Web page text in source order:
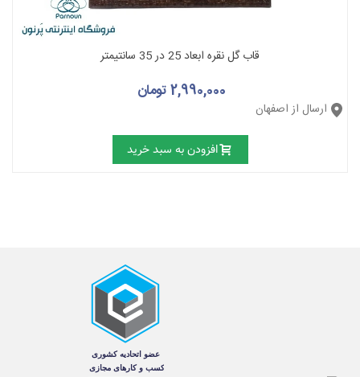
قاب گل نقره ابعاد 25 در 35 سانتیمتر
2,990,000 تومان
ارسال از اصفهان
افزودن به سبد خرید